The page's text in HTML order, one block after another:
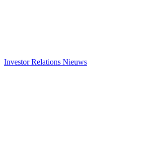
Investor Relations Nieuws